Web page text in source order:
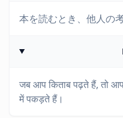
本を読むとき、他人の
जब आप किताब पढ़ते हैं, तो
में पकड़ते हैं।